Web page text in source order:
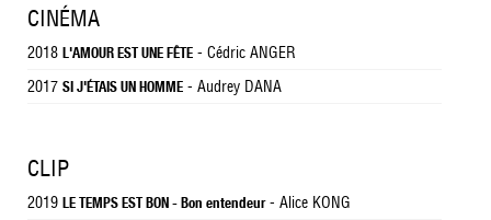
CINÉMA
2018 L'AMOUR EST UNE FÊTE - Cédric ANGER
2017 SI J'ÉTAIS UN HOMME - Audrey DANA
CLIP
2019 LE TEMPS EST BON - Bon entendeur- Alice KONG